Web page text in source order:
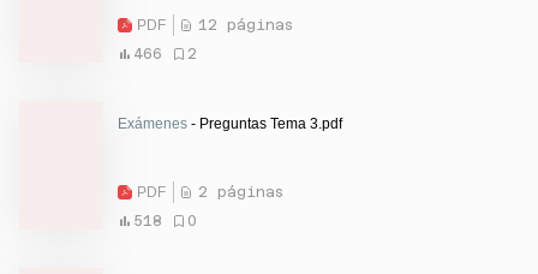
PDF
12 páginas
466
2
Exámenes - Preguntas Tema 3.pdf
PDF
2 páginas
518
0